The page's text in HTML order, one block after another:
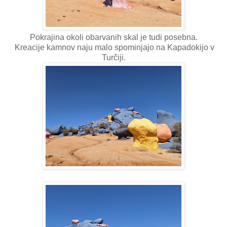
Pokrajina okoli obarvanih skal je tudi posebna.
Kreacije kamnov naju malo spominjajo na Kapadokijo v
Turčiji.